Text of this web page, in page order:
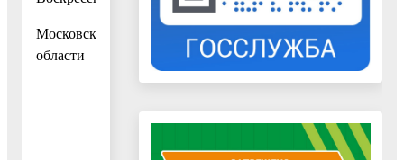
Московской
области